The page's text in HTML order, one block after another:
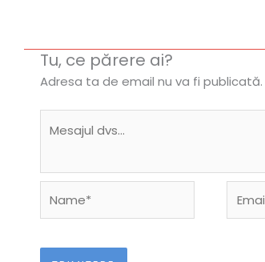
Tu, ce părere ai?
Adresa ta de email nu va fi publicată.